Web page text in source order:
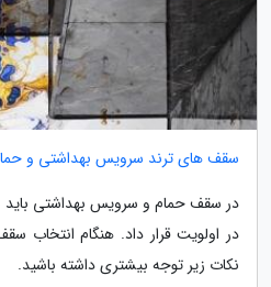
سقف های ترند سرویس بهداشتی و
در سقف حمام و سرویس بهداشتی باید در
در اولویت قرار داد. هنگام انتخاب
نکات زیر توجه بیشتری داشته باشید.